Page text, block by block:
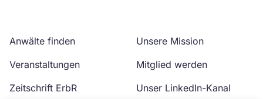
Anwälte finden
Veranstaltungen
Zeitschrift ErbR
Unsere Mission
Mitglied werden
Unser LinkedIn-Kanal